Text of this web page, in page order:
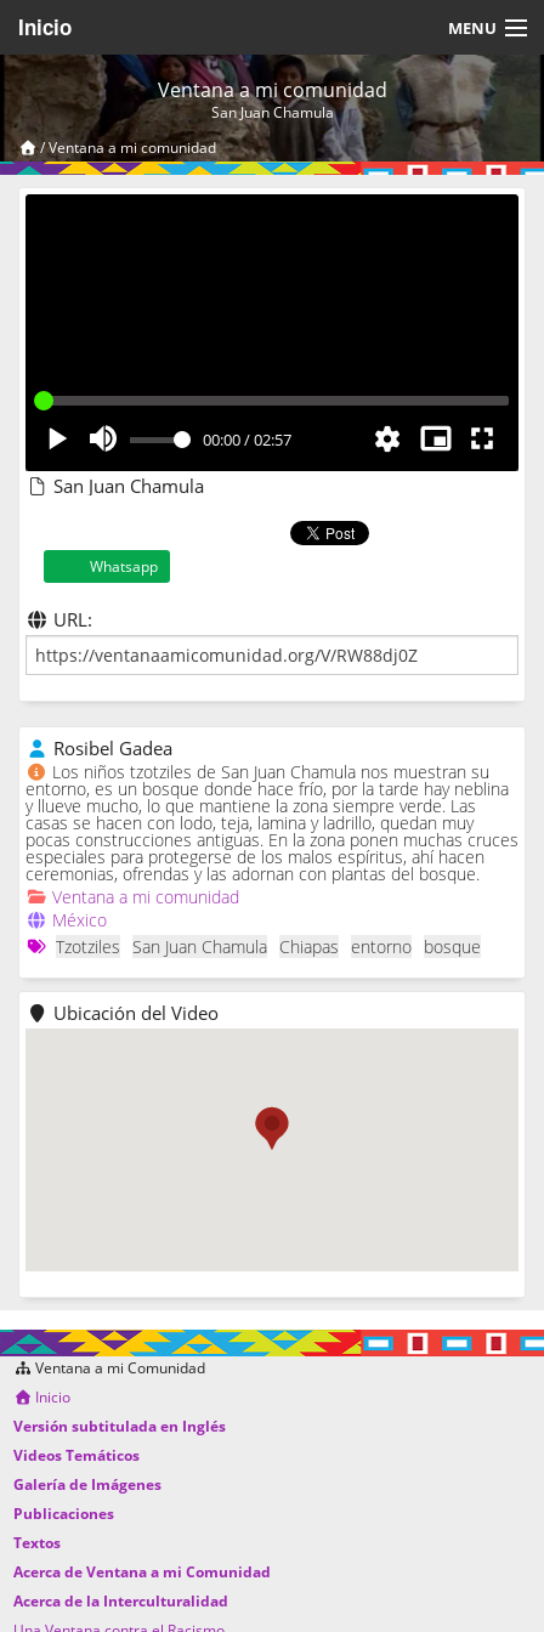
Inicio MENU
Acerca de
Videos Temáticos
Cerrar Sesión
Ventana a mi comunidad
San Juan Chamula
/Ventana a mi comunidad
00:00/02:57
San Juan Chamula
Whatsapp
URL:
Rosibel Gadea
Los niños tzotziles de San Juan Chamula nos muestran su
entorno, es un bosque donde hace frío, por la tarde hay neblina
y llueve mucho, lo que mantiene la zona siempre verde. Las
casas se hacen con lodo, teja, lamina y ladrillo, quedan muy
pocas construcciones antiguas. En la zona ponen muchas cruces
especiales para protegerse de los malos espíritus, ahí hacen
ceremonias, ofrendas y las adornan con plantas del bosque.
Ventana a mi comunidad
México
Tzotziles
San Juan Chamula Chiapas entorno bosque
Ubicación del Video
Ventana a mi Comunidad
Inicio
Versión subtitulada en Inglés
Videos Temáticos
Galería de Imágenes
Publicaciones
Textos
Acerca de Ventana a mi Comunidad
Acerca de la Interculturalidad